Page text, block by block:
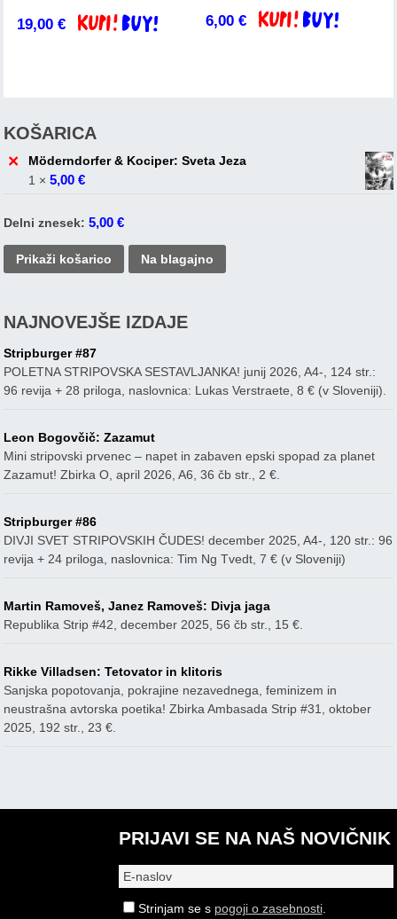
19,00€ Dodaj v košarico 6,00€ Dodaj v košarico
KOŠARICA
×
Möderndorfer & Kociper: Sveta Jeza
1 ×5,00€
Delni znesek: 5,00€
Prikaži košarico Na blagajno
NAJNOVEJŠE IZDAJE
Stripburger #87
POLETNA STRIPOVSKA SESTAVLJANKA! junij 2026, A4-, 124 str.:
96 revija + 28 priloga, naslovnica: Lukas Verstraete, 8 € (v Sloveniji).
Leon Bogovčič: Zazamut
Mini stripovski prvenec – napet in zabaven epski spopad za planet
Zazamut! Zbirka O, april 2026, A6, 36 čb str., 2 €.
Stripburger #86
DIVJI SVET STRIPOVSKIH ČUDES! december 2025, A4-, 120 str.: 96
revija + 24 priloga, naslovnica: Tim Ng Tvedt, 7 € (v Sloveniji)
Martin Ramoveš, Janez Ramoveš: Divja jaga
Republika Strip #42, december 2025, 56 čb str., 15 €.
Rikke Villadsen: Tetovator in klitoris
Sanjska popotovanja, pokrajine nezavednega, feminizem in
neustrašna avtorska poetika! Zbirka Ambasada Strip #31, oktober
2025, 192 str., 23 €.
PRIJAVI SE NA NAŠ NOVIČNIK
Strinjam se s pogoji o zasebnosti.